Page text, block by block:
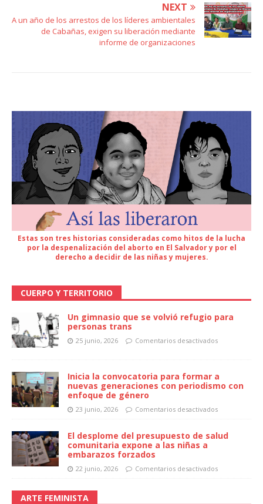
NEXT
A un año de los arrestos de los líderes ambientales
de Cabañas, exigen su liberación mediante
informe de organizaciones
Estas son tres historias consideradas como hitos de la lucha
por la despenalización del aborto en El Salvador y por el
derecho a decidir de las niñas y mujeres.
CUERPO Y TERRITORIO
Un gimnasio que se volvió refugio para
personas trans
25 junio, 2026 Comentarios desactivados
Inicia la convocatoria para formar a
nuevas generaciones con periodismo con
enfoque de género
23 junio, 2026 Comentarios desactivados
El desplome del presupuesto de salud
comunitaria expone a las niñas a
embarazos forzados
22 junio, 2026 Comentarios desactivados
ARTE FEMINISTA